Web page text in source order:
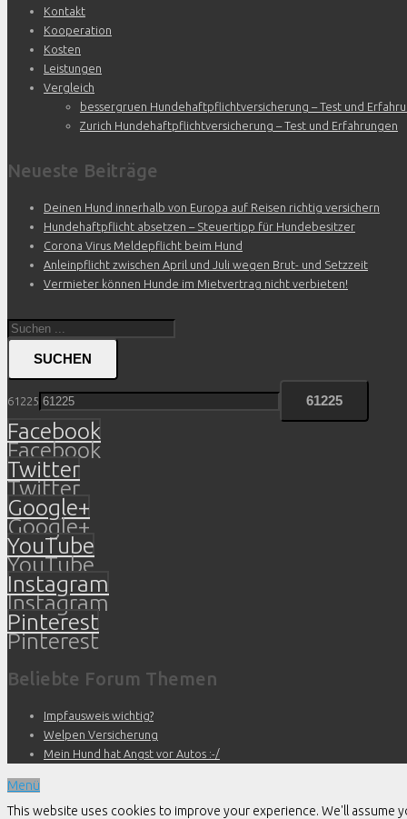
Kontakt
Kooperation
Kosten
Leistungen
Vergleich
bessergruen Hundehaftpflichtversicherung – Test und
Zurich Hundehaftpflichtversicherung – Test und Erfahrungen
Neueste Beiträge
Deinen Hund innerhalb von Europa auf Reisen richtig versichern
Hundehaftpflicht absetzen – Steuertipp für Hundebesitzer
Corona Virus Meldepflicht beim Hund
Anleinpflicht zwischen April und Juli wegen Brut- und Setzzeit
Vermieter können Hunde im Mietvertrag nicht verbieten!
SUCHEN
61225
Facebook
Facebook
Twitter
Twitter
Google+
Google+
YouTube
YouTube
Instagram
Instagram
Pinterest
Pinterest
Beliebte Forum Themen
Impfausweis wichtig?
Welpen Versicherung
Mein Hund hat Angst vor Autos :-/
Menü
This website uses cookies to improve your experience. We'll